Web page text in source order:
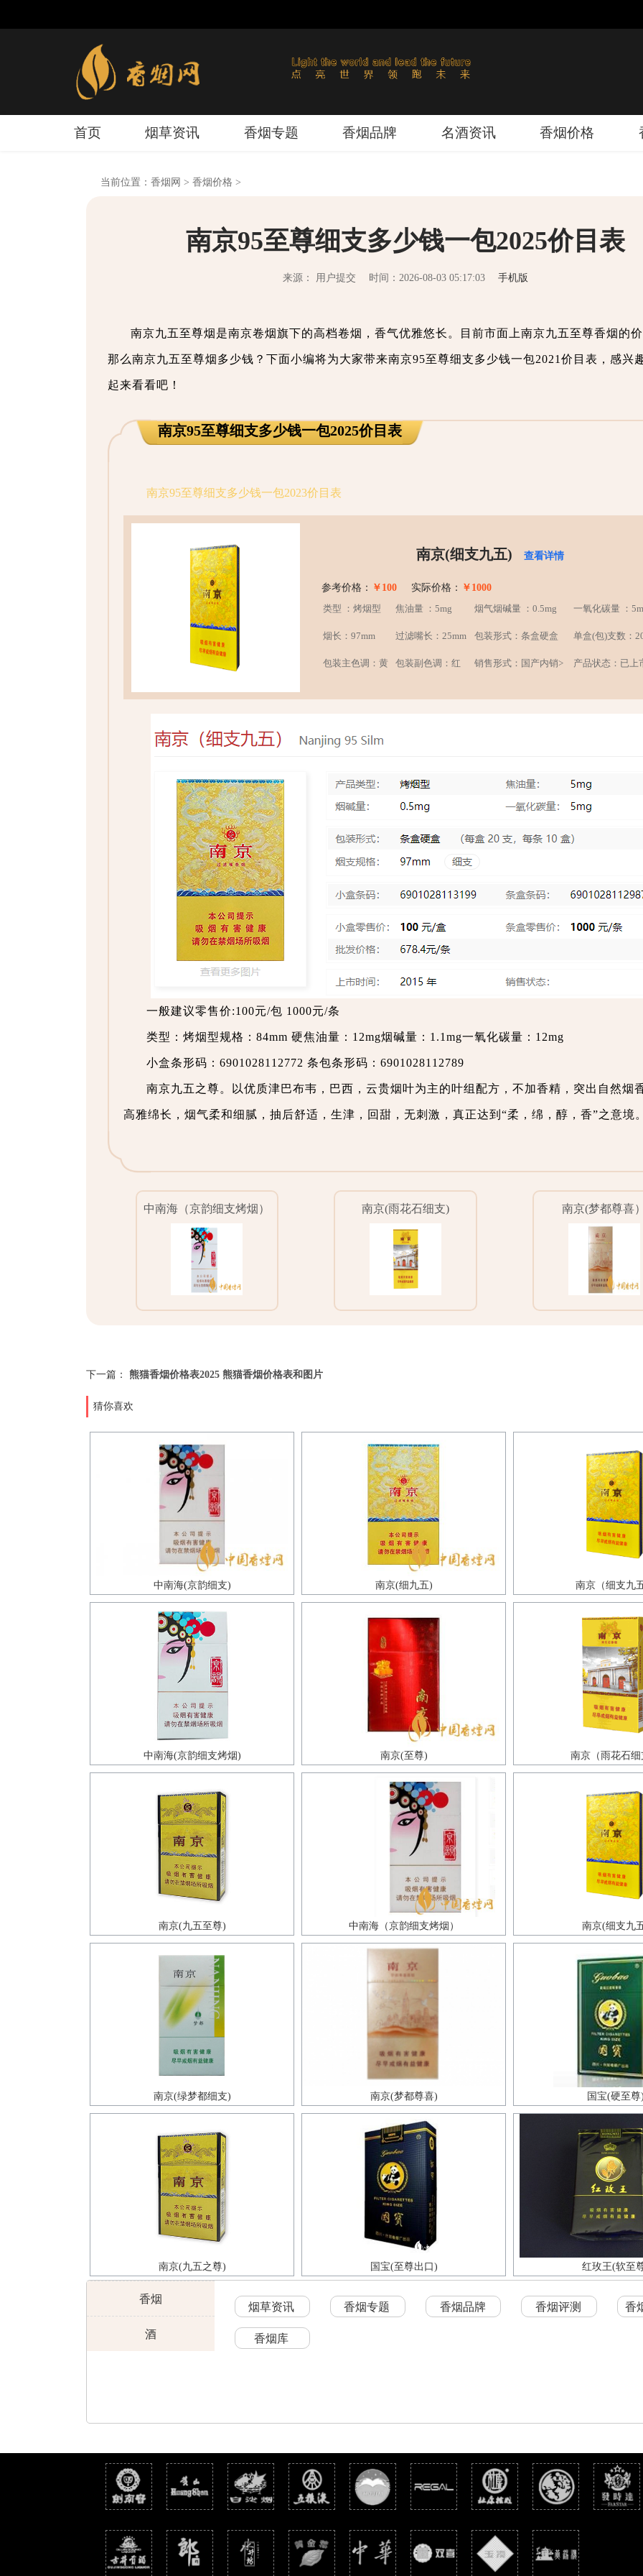
首页 烟草资讯 香烟专题 香烟品牌 名酒资讯 香烟价格
当前位置： 香烟网 > 香烟价格 >
南京95至尊细支多少钱一包2025价目表
来源： 用户提交 时间：2026-08-03 05:17:03 手机版
南京九五至尊烟是南京卷烟旗下的高档卷烟，香气优雅悠长。目前市面上南京九五至尊香烟的
那么南京九五至尊烟多少钱？下面小编将为大家带来南京95至尊细支多少钱一包2021价目表，感兴
起来看看吧！
南京95至尊细支多少钱一包2025价目表
南京95至尊细支多少钱一包2023价目表
南京(细支九五) 查看详情
参考价格： ￥100 实际价格： ￥1000
类型 ：烤烟型
焦油量 ：5mg 烟气烟碱量 ：0.5mg 一氧化碳量 ：
烟长：97mm 过滤嘴长：25mm 包装形式：条盒硬盒 单盒(包)支数：
包装主色调：黄 包装副色调：红 销售形式：国产内销> 产品状态：已上
一般建议零售价:100元/包 1000元/条
类型：烤烟型规格：84mm 硬焦油量：12mg烟碱量：1.1mg一氧化碳量：12mg
小盒条形码：6901028112772 条包条形码：6901028112789
南京九五之尊。以优质津巴布韦，巴西，云贵烟叶为主的叶组配方，不加香精，突出自然烟
高雅绵长，烟气柔和细腻，抽后舒适，生津，回甜，无刺激，真正达到“柔，绵，醇，香”之意境
中南海（京韵细支烤烟） 南京(雨花石细支) 南京(梦都尊喜
下一篇： 熊猫香烟价格表2025 熊猫香烟价格表和图片
猜你喜欢
中南海(京韵细支) 南京(细九五) 南京（细支九
中南海(京韵细支烤烟) 南京(至尊) 南京（雨花石细
南京(九五至尊) 中南海（京韵细支烤烟） 南京(细支九
南京(绿梦都细支) 南京(梦都尊喜) 国宝(硬至尊
南京(九五之尊) 国宝(至尊出口) 红玫王(软至
香烟
酒
烟草资讯 香烟专题 香烟品牌 香烟评测 香
香烟库